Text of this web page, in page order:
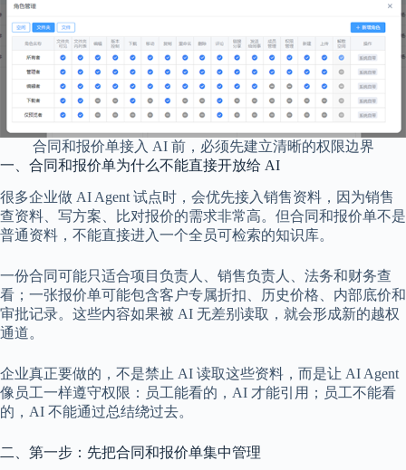
合同和报价单接入 AI 前，必须先建立清晰的权限边界
一、合同和报价单为什么不能直接开放给 AI
很多企业做 AI Agent 试点时，会优先接入销售资料，因为销售
查资料、写方案、比对报价的需求非常高。但合同和报价单不是
普通资料，不能直接进入一个全员可检索的知识库。
一份合同可能只适合项目负责人、销售负责人、法务和财务查
看；一张报价单可能包含客户专属折扣、历史价格、内部底价和
审批记录。这些内容如果被 AI 无差别读取，就会形成新的越权
通道。
企业真正要做的，不是禁止 AI 读取这些资料，而是让 AI Agent
像员工一样遵守权限：员工能看的，AI 才能引用；员工不能看
的，AI 不能通过总结绕过去。
二、第一步：先把合同和报价单集中管理